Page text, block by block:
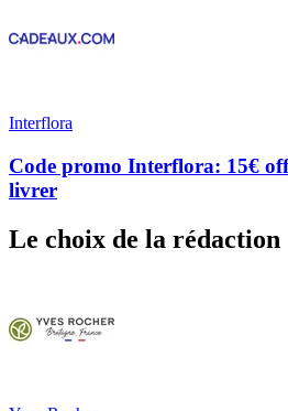
Interflora
Code promo Interflora: 15€
livrer
Le choix de la rédaction